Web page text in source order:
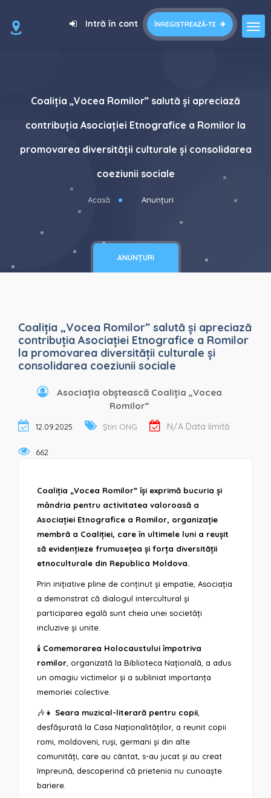
ÎNREGISTREAZĂ-TE
Intră în cont
Coaliția „Vocea Romilor” salută și apreciază
contribuția Asociației Etnografice a Romilor la
promovarea diversității culturale și consolidarea
coeziunii sociale
Acasă Anunțuri
ANUNȚURI
Coaliția „Vocea Romilor” salută și apreciază
contribuția Asociației Etnografice a Romilor
la promovarea diversității culturale și
consolidarea coeziunii sociale
Asociația obștească Coaliția „Vocea
Romilor”
12.09.2025 Știri ONG N/A Data limită
662
Coaliția „Vocea Romilor” își exprimă bucuria și
mândria pentru activitatea valoroasă a
Asociației Etnografice a Romilor, organizație
membră a Coaliției, care în ultimele luni a reușit
să evidențieze frumusețea și forța diversității
etnoculturale din Republica Moldova.
Prin inițiative pline de conținut și empatie, Asociația
a demonstrat că dialogul intercultural și
participarea egală sunt cheia unei societăți
incluzive și unite.
🕯️ Comemorarea Holocaustului împotriva
romilor, organizată la Biblioteca Națională, a adus
un omagiu victimelor și a subliniat importanța
memoriei colective.
🎶👧 Seara muzical-literară pentru copii,
desfășurată la Casa Naționalităților, a reunit copii
romi, moldoveni, ruși, germani și din alte
comunități, care au cântat, s-au jucat și au creat
împreună, descoperind că prietenia nu cunoaște
bariere.